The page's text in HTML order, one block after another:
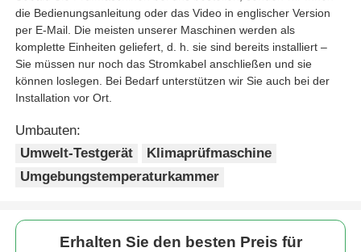
die Bedienungsanleitung oder das Video in englischer Version
per E-Mail. Die meisten unserer Maschinen werden als
komplette Einheiten geliefert, d. h. sie sind bereits installiert –
Sie müssen nur noch das Stromkabel anschließen und sie
können loslegen. Bei Bedarf unterstützen wir Sie auch bei der
Installation vor Ort.
Umbauten:
Umwelt-Testgerät
Klimaprüfmaschine
Umgebungstemperaturkammer
Erhalten Sie den besten Preis für